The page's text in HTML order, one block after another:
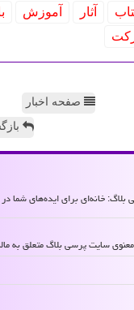
آثار آموزش
صفحه اخبار
خانه‌ای برای ایده‌های شما